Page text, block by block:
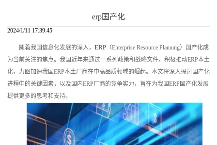
erp国产化
2024/1/11 17:39:45
随着我国信息化发展的深入， ERP （Enterprise Resource Planning）国产化成
为当前关注的焦点。我国近年来通过一系列政策和战略文件，积极推动ERP本土
化，力图加速我国ERP本土厂商在中高品质领域的崛起。本文将深入探讨国产化
进程中的关键因素，以及国内ERP厂商的竞争实力，旨在为我国ERP国产化发展
提供更多的思考和支持。